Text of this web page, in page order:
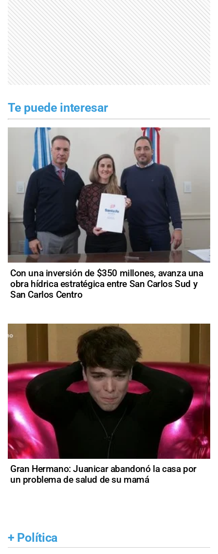
Te puede interesar
Con una inversión de $350 millones, avanza una
obra hídrica estratégica entre San Carlos Sud y
San Carlos Centro
Gran Hermano: Juanicar abandonó la casa por
un problema de salud de su mamá
+ Política